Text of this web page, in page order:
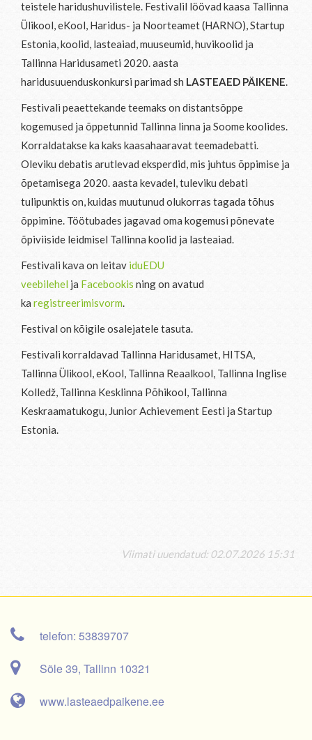
teistele haridushuvilistele. Festivalil löövad kaasa Tallinna
Ülikool, eKool, Haridus- ja Noorteamet (HARNO), Startup
Estonia, koolid, lasteaiad, muuseumid, huvikoolid ja
Tallinna Haridusameti 2020. aasta
haridusuuenduskonkursi parimad sh LASTEAED PÄIKENE.
Festivali peaettekande teemaks on distantsõppe
kogemused ja õppetunnid Tallinna linna ja Soome koolides.
Korraldatakse ka kaks kaasahaaravat teemadebatti.
Oleviku debatis arutlevad eksperdid, mis juhtus õppimise ja
õpetamisega 2020. aasta kevadel, tuleviku debati
tulipunktis on, kuidas muutunud olukorras tagada tõhus
õppimine. Töötubades jagavad oma kogemusi põnevate
õpiviiside leidmisel Tallinna koolid ja lasteaiad.
Festivali kava on leitav iduEDU
veebilehel ja Facebookis ning on avatud
ka registreerimisvorm.
Festival on kõigile osalejatele tasuta.
Festivali korraldavad Tallinna Haridusamet, HITSA,
Tallinna Ülikool, eKool, Tallinna Reaalkool, Tallinna Inglise
Kolledž, Tallinna Kesklinna Põhikool, Tallinna
Keskraamatukogu, Junior Achievement Eesti ja Startup
Estonia.
Viimati uuendatud: 02.07.2026 15:31
telefon: 53839707
Sõle 39, Tallinn 10321
www.lasteaedpaikene.ee